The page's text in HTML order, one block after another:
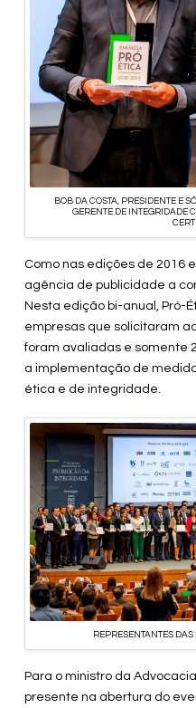
BOB DA COSTA, PRESIDENTE E
GERENTE DE INTEGRIDADE
Como nas edições de 2016
agência de publicidade a
Nesta edição bi-anual, Pró-
empresas que solicitaram
foram avaliadas e somente
a implementação de
ética e de integridade.
REPRESENTANTES
Para o ministro da
presente na abertura do